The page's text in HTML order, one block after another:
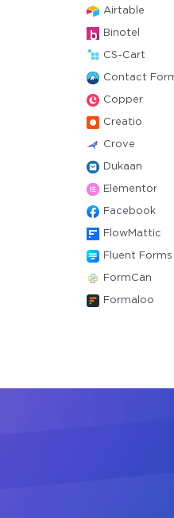
Airtable
Binotel
CS-Cart
Contact
Copper
Creatio
Crove
Dukaan
Elementor
Facebook
FlowMattic
Fluent Forms
FormCan
Formaloo